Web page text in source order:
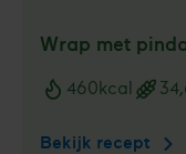
Wrap met
460kcal
Bekijk recept Wrap